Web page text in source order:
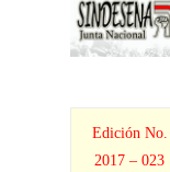
Edición No.
2017 – 023